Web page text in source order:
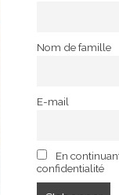
Nom de famille
E-mail
En
confidentialité